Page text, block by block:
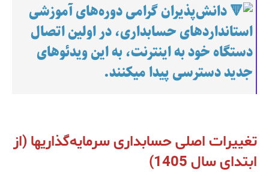
دانش‌پذیران گرامی دوره‌های آموزشی
استانداردهای حسابداری، در اولین اتصال
دستگاه خود به اینترنت، به این ویدئوهای
جدید دسترسی پیدا میکنند.
تغییرات اصلی حسابداری سرمایه‌گذاریها (از
ابتدای سال 1405)